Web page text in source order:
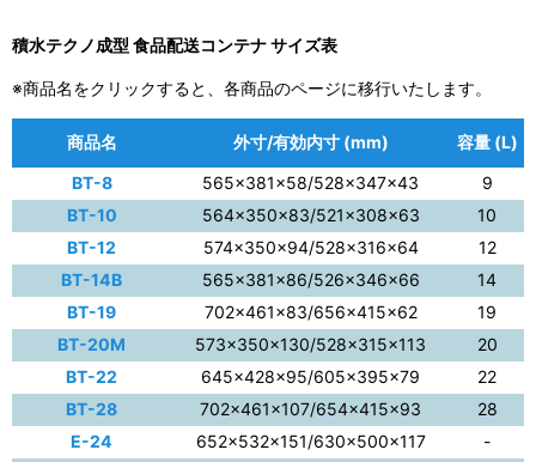
積水テクノ成型 食品配送コンテナ サイズ表
※商品名をクリックすると、各商品のページに移行いたします。
商品名 外寸/有効内寸 (mm)
容量 (L)
BT-8
565×381×58/528×347×43
9
BT-10
564×350×83/521×308×63
10
BT-12
574×350×94/528×316×64
12
BT-14B
565×381×86/526×346×66
14
BT-19
702×461×83/656×415×62
19
BT-20M
573×350×130/528×315×113
20
BT-22
645×428×95/605×395×79
22
BT-28
702×461×107/654×415×93
28
E-24
652×532×151/630×500×117
-